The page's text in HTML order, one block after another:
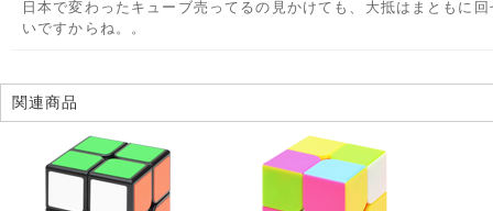
日本で変わったキューブ売ってるの見かけても、大抵はまともに回
いですからね。。
関連商品